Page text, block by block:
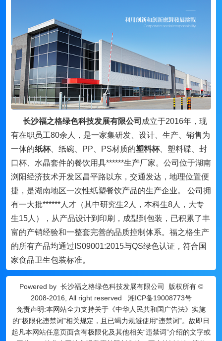
长沙福之格绿色科技发展有限公司 成立于2016年，现
有在职员工80余人，是一家集研发、设计、生产、销售为
一体的纸杯、纸碗、PP、PS材质的塑料杯、塑料碟、封
口杯、水晶套件的餐饮用具******生产厂家。公司位于湖南
浏阳经济技术开发区昌平路以东，交通发达，地理位置便
捷，是湖南地区一次性纸塑餐饮产品的生产企业。 公司拥
有一大批******人才（其中研究生2人，本科生8人，大专
生15人），从产品设计到印刷，成型到包装，已积累了丰
富的产销经验和一整套完善的品质控制体系。福之格生产
的所有产品均通过IS09001:2015与QS绿色认证，符合国
家食品卫生包装标准。
Powered by 长沙福之格绿色科技发展有限公司
版权所有 ©
2008-2016, All right reserved 湘ICP备19008773号
免责声明:本网站全力支持关于《中华人民共和国广告法》实施
的“极限化违禁词”相关规定，且已竭力规避使用“违禁词”。故即日
起凡本网站任意页面含有极限化及其他相关“违禁词”介绍的文字或